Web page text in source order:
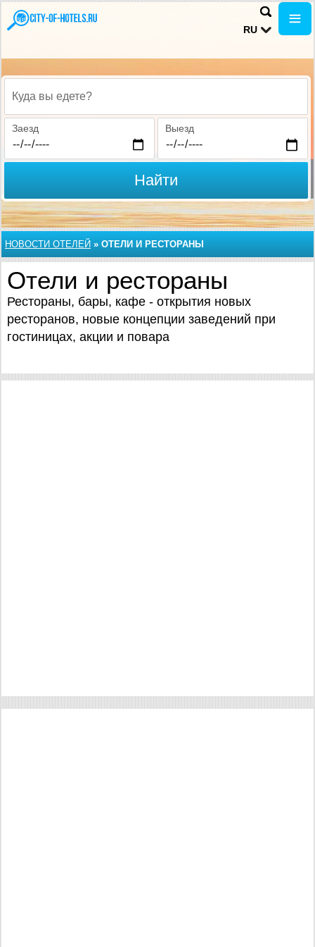
RU
Куда вы едете?
Заезд Выезд
Найти
НОВОСТИ ОТЕЛЕЙ » ОТЕЛИ И РЕСТОРАНЫ
Отели и рестораны
Рестораны, бары, кафе - открытия новых
ресторанов, новые концепции заведений при
гостиницах, акции и повара